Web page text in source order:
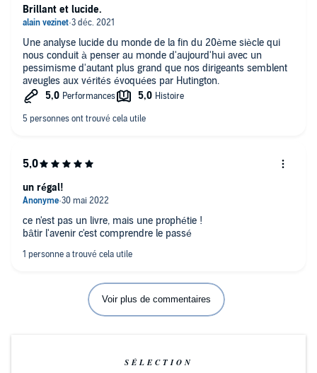
Une analyse lucide du monde de la fin du 20ème siècle qui
nous conduit à penser au monde d'aujourd'hui avec un
pessimisme d'autant plus grand que nos dirigeants semblent
aveugles aux vérités évoquées par Hutington.
Brillant et lucide.
ce n'est pas un livre, mais une prophétie !
bâtir l'avenir c'est comprendre le passé
un régal!
Voir plus de commentaires
SÉLECTION